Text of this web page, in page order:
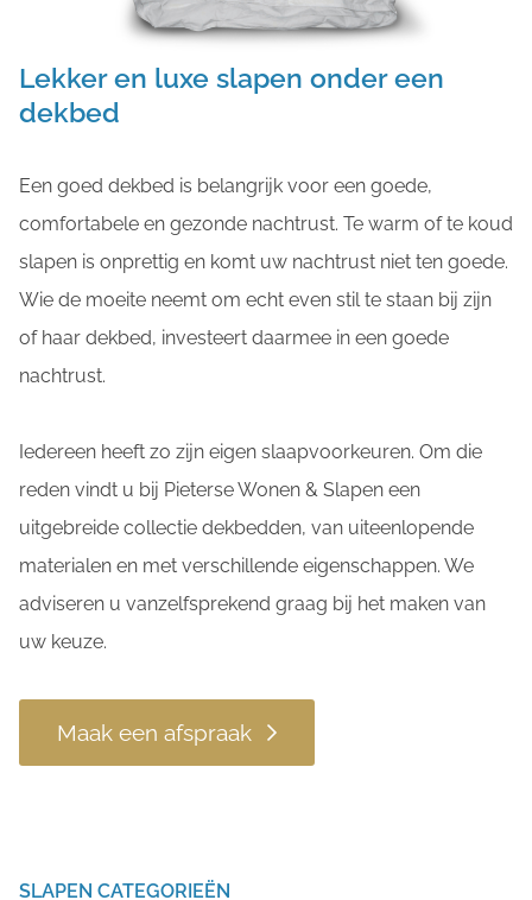
Lekker en luxe slapen onder een
dekbed
Een goed dekbed is belangrijk voor een goede,
comfortabele en gezonde nachtrust. Te warm of te koud
slapen is onprettig en komt uw nachtrust niet ten goede.
Wie de moeite neemt om echt even stil te staan bij zijn
of haar dekbed, investeert daarmee in een goede
nachtrust.
Iedereen heeft zo zijn eigen slaapvoorkeuren. Om die
reden vindt u bij Pieterse Wonen & Slapen een
uitgebreide collectie dekbedden, van uiteenlopende
materialen en met verschillende eigenschappen. We
adviseren u vanzelfsprekend graag bij het maken van
uw keuze.
Maak een afspraak
SLAPEN CATEGORIEËN